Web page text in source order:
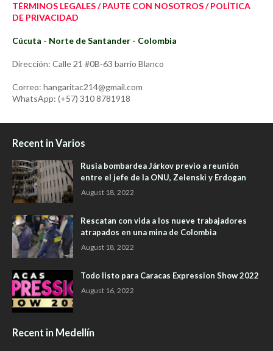
TÉRMINOS LEGALES / PAUTE CON NOSOTROS / POLÍTICA
DE PRIVACIDAD
Cúcuta - Norte de Santander - Colombia
Dirección: Calle 21 #0B-63 barrio Blanco
Correo: hangaritac214@gmail.com
WhatsApp: (+57) 310 8781918
Recent in Varios
Rusia bombardea Járkov previo a reunión
entre el jefe de la ONU, Zelenski y Erdogan
August 18, 2022
Rescatan con vida a los nueve trabajadores
atrapados en una mina de Colombia
August 18, 2022
Todo listo para Caracas Expression Show 2022
August 16, 2022
Recent in Medellín